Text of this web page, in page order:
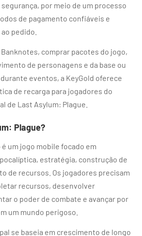
segurança, por meio de um processo
de pagamento confiáveis e
pedido.
comprar pacotes do jogo,
de personagens e da base ou
eventos, a KeyGold oferece
de recarga para jogadores do
de Last Asylum: Plague.
Plague?
é um jogo mobile focado em
estratégia, construção de
de recursos. Os jogadores precisam
recursos, desenvolver
o poder de combate e avançar por
um mundo perigoso.
se baseia em crescimento de longo